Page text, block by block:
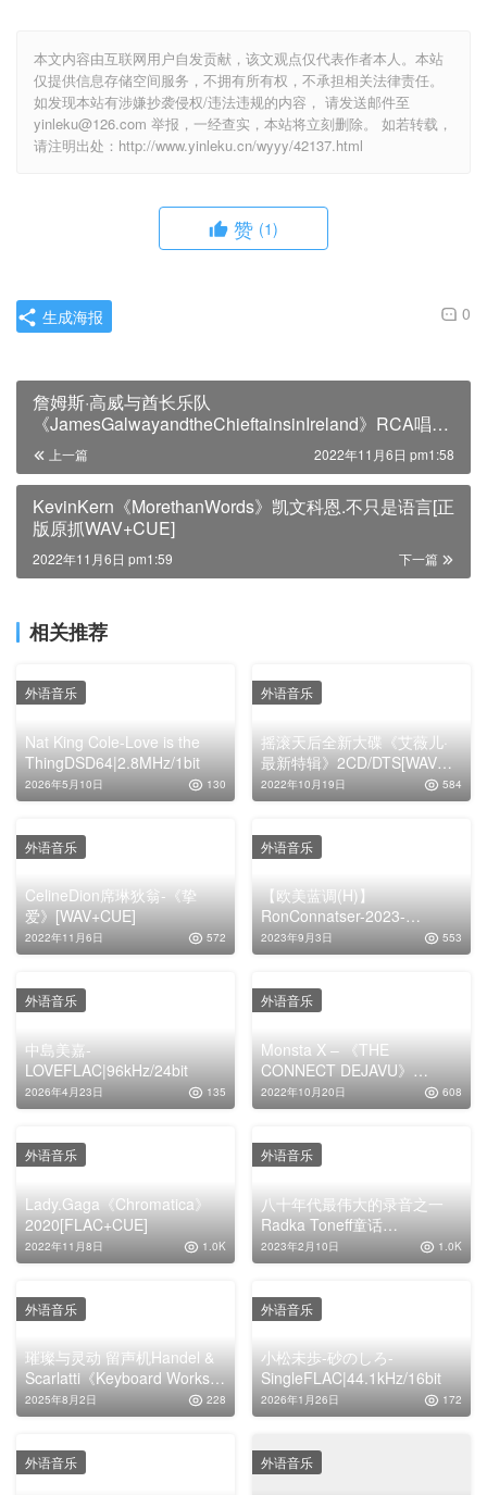
本文内容由互联网用户自发贡献，该文观点仅代表作者本人。本站
仅提供信息存储空间服务，不拥有所有权，不承担相关法律责任。
如发现本站有涉嫌抄袭侵权/违法违规的内容， 请发送邮件至
yinleku@126.com 举报，一经查实，本站将立刻删除。 如若转载，
请注明出处：http://www.yinleku.cn/wyyy/42137.html
赞 (1)
0
生成海报
詹姆斯·高威与酋长乐队
《JamesGalwayandtheChieftainsinIreland》RCA唱片
美国刻字版[正版原抓WA
上一篇 2022年11月6日 pm1:58
KevinKern《MorethanWords》凯文科恩.不只是语言[正
版原抓WAV+CUE]
下一篇
2022年11月6日 pm1:59
相关推荐
Nat King Cole-Love is the
ThingDSD64|2.8MHz/1bit
2026年5月10日 130
外语音乐
摇滚天后全新大碟《艾薇儿·
最新特辑》2CD/DTS[WAV分
轨]
2022年10月19日 584
外语音乐
CelineDion席琳狄翁-《挚
爱》[WAV+CUE]
2022年11月6日 572
外语音乐
【欧美蓝调(H)】
RonConnatser-2023-
ForMyCin(FLAC)
2023年9月3日 553
外语音乐
中島美嘉-
LOVEFLAC|96kHz/24bit
2026年4月23日 135
外语音乐
Monsta X – 《THE
CONNECT DEJAVU》
2018EP [WAV 无损]
2022年10月20日 608
外语音乐
Lady.Gaga《Chromatica》
2020[FLAC+CUE]
2022年11月8日 1.0K
外语音乐
八十年代最伟大的录音之一
Radka Toneff童话
《Fairytales》专辑下载
2023年2月10日 1.0K
外语音乐
璀璨与灵动 留声机Handel &
Scarlatti《Keyboard Works》
无损专辑
2025年8月2日 228
外语音乐
小松未歩-砂のしろ-
SingleFLAC|44.1kHz/16bit
2026年1月26日 172
外语音乐
外语音乐 外语音乐